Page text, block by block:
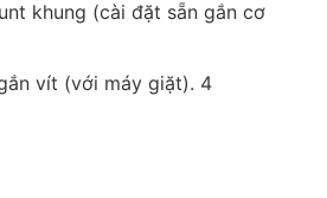
khung (cài đặt sẵn gắn cơ
vít (với máy giặt). 4